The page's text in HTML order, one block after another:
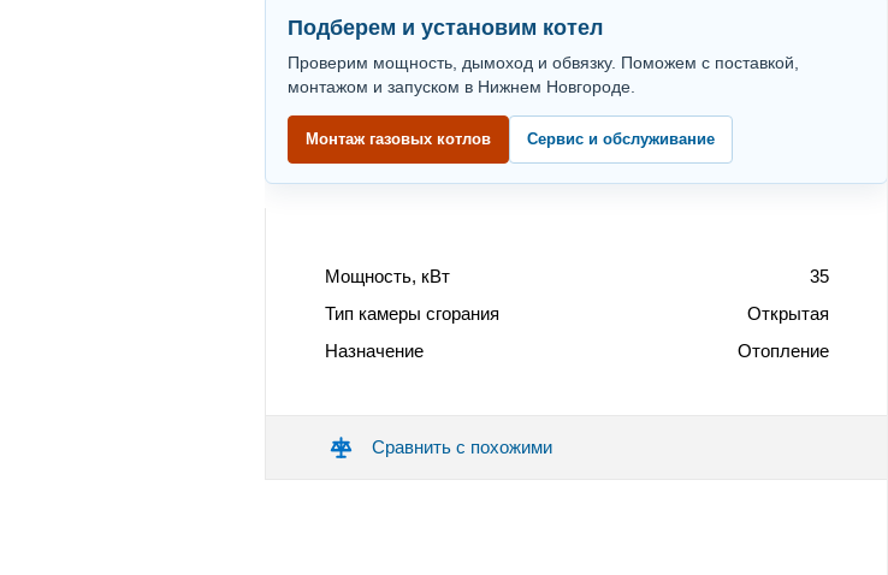
Подберем и установим котел
Проверим мощность, дымоход и обвязку. Поможем с поставкой,
монтажом и запуском в Нижнем Новгороде.
Монтаж газовых котлов Сервис и обслуживание
Мощность, кВт
35
Тип камеры сгорания
Открытая
Назначение
Отопление
Сравнить с похожими